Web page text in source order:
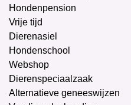
Hondenpension
Vrije tijd
Dierenasiel
Hondenschool
Webshop
Dierenspeciaalzaak
Alternatieve geneeswijzen